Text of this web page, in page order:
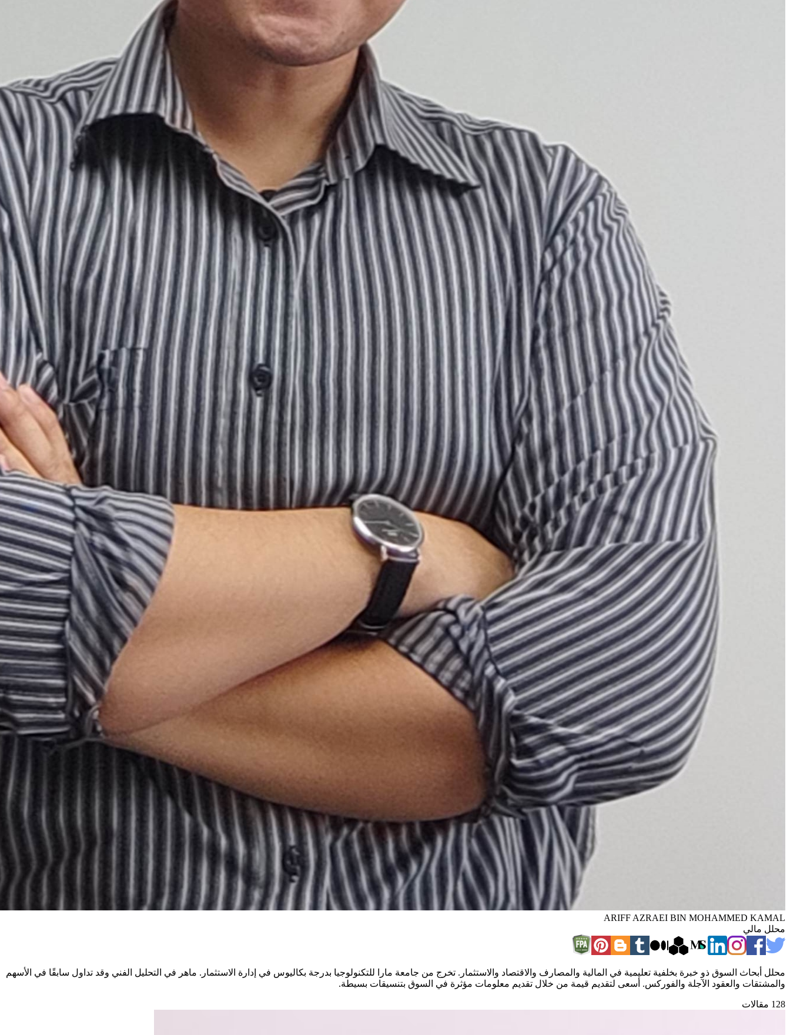
ARIFF AZRAEI BIN MOHAMMED KAMAL
محلل مالي
محلل أبحاث السوق ذو خبرة بخلفية تعليمية في المالية والمصارف والاقتصاد والاستثمار. تخرج من جامعة مارا للتكنولوجيا بدرجة بكاليوس في إدارة الاستثمار. ماهر في التحليل الفني وقد تداول سابقًا في الأسهم
والمشتقات والعقود الآجلة والفوركس. أسعى لتقديم قيمة من خلال تقديم معلومات مؤثرة في السوق بتنسيقات بسيطة.
128 مقالات